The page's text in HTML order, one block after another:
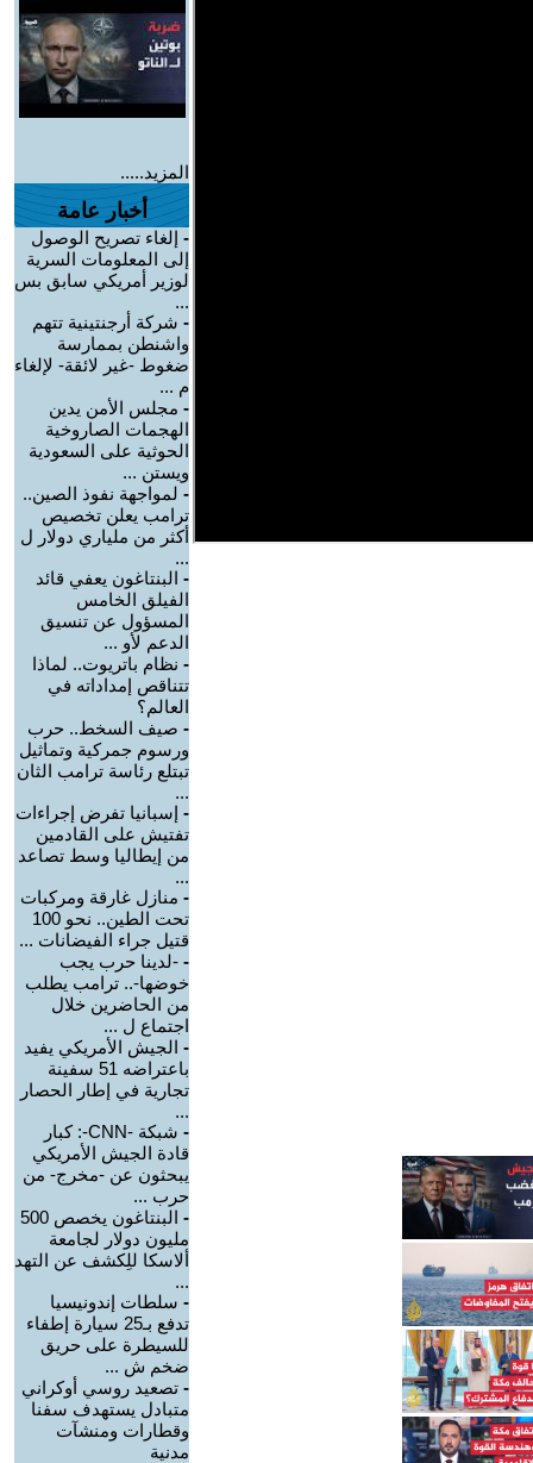
المزيد.....
أخبار عامة
- إلغاء تصريح الوصول
إلى المعلومات السرية
لوزير أمريكي سابق بس
...
- شركة أرجنتينية تتهم
واشنطن بممارسة
ضغوط -غير لائقة- لإلغاء
م ...
- مجلس الأمن يدين
الهجمات الصاروخية
الحوثية على السعودية
ويستن ...
- لمواجهة نفوذ الصين..
ترامب يعلن تخصيص
أكثر من ملياري دولار ل
...
- البنتاغون يعفي قائد
الفيلق الخامس
المسؤول عن تنسيق
الدعم لأو ...
- نظام باتريوت.. لماذا
تتناقص إمداداته في
العالم؟
- صيف السخط.. حرب
ورسوم جمركية وتماثيل
تبتلع رئاسة ترامب الثان
...
- إسبانيا تفرض إجراءات
تفتيش على القادمين
من إيطاليا وسط تصاعد
...
- منازل غارقة ومركبات
تحت الطين.. نحو 100
قتيل جراء الفيضانات ...
- -لدينا حرب يجب
خوضها-.. ترامب يطلب
من الحاضرين خلال
اجتماع ل ...
- الجيش الأمريكي يفيد
باعتراضه 51 سفينة
تجارية في إطار الحصار
...
-
شبكة -CNN-: كبار
قادة الجيش الأمريكي
يبحثون عن -مخرج- من
حرب ...
-
البنتاغون يخصص 500
مليون دولار لجامعة
ألاسكا للِكشف عن التهد
...
- سلطات إندونيسيا
تدفع بـ25 سيارة إطفاء
للسيطرة على حريق
ضخم ش ...
- تصعيد روسي أوكراني
متبادل يستهدف سفنا
وقطارات ومنشآت
مدنية